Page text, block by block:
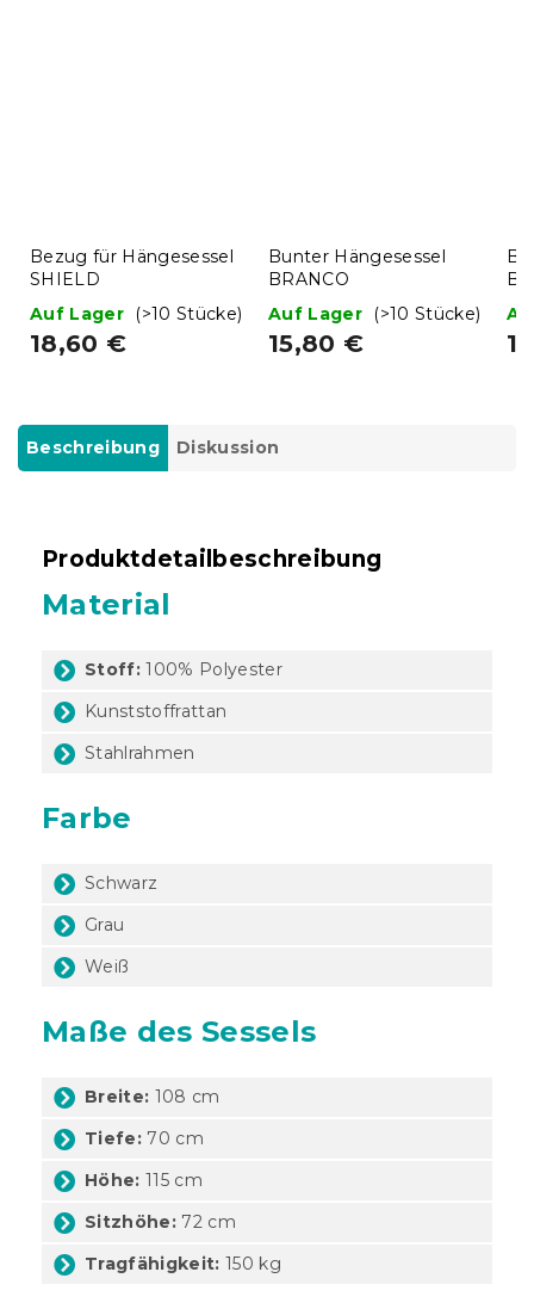
Bezug für Hängesessel
SHIELD
Auf Lager
(>10 Stücke)
18,60 €
Bunter Hängesessel
BRANCO
Auf Lager
(>10 Stücke)
15,80 €
Beschreibung Diskussion
Produktdetailbeschreibung
Material
Stoff: 100% Polyester
Kunststoffrattan
Stahlrahmen
Farbe
Schwarz
Grau
Weiß
Maße des Sessels
Breite: 108 cm
Tiefe: 70 cm
Höhe: 115 cm
Sitzhöhe: 72 cm
Tragfähigkeit: 150 kg